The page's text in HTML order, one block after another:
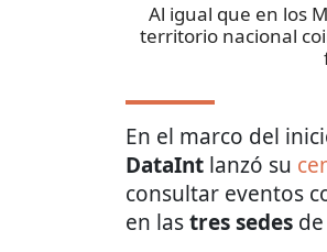
Al igual que en los
territorio nacional
En el marco del
DataInt lanzó su
consultar eventos
en lastres sedes